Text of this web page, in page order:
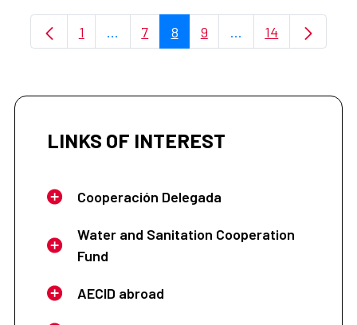
Page
1 ...Intermediate Pages Use TAB to
Page
7 Page
8 Page
9 ...Intermediate
Page
14
LINKS OF INTEREST
Cooperación Delegada
Water and Sanitation Cooperation
Fund
AECID abroad